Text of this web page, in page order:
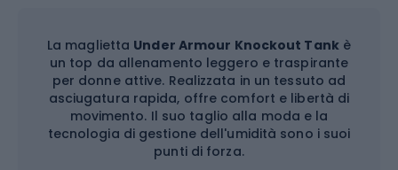
La maglietta Under Armour Knockout Tankè
un top da allenamento leggero e traspirante
per donne attive. Realizzata in un tessuto ad
asciugatura rapida, offre comfort e libertà di
movimento. Il suo taglio alla moda e la
tecnologia di gestione dell'umidità sono i suoi
punti di forza.